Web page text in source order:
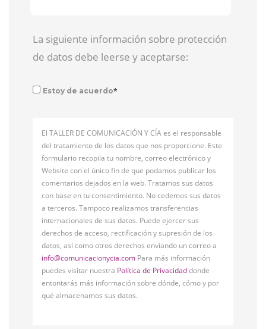
La siguiente información sobre protección
de datos debe leerse y aceptarse:
Estoy de acuerdo*
El TALLER DE COMUNICACIÓN Y CÍA es el responsable
del tratamiento de los datos que nos proporcione. Este
formulario recopila tu nombre, correo electrónico y
Website con el único fin de que podamos publicar los
comentarios dejados en la web. Tratamos sus datos
con base en tu consentimiento. No cedemos sus datos
a terceros. Tampoco realizamos transferencias
internacionales de sus datos. Puede ejercer sus
derechos de acceso, rectificación y supresión de los
datos, así como otros derechos enviando un correo a
info@comunicacionycia.com Para más información
puedes visitar nuestra Política de Privacidaddonde
entontarás más información sobre dónde, cómo y por
qué almacenamos sus datos.